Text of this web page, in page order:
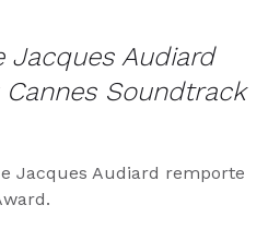
Jacques Audiard
Soundtrack
Jacques Audiard remporte